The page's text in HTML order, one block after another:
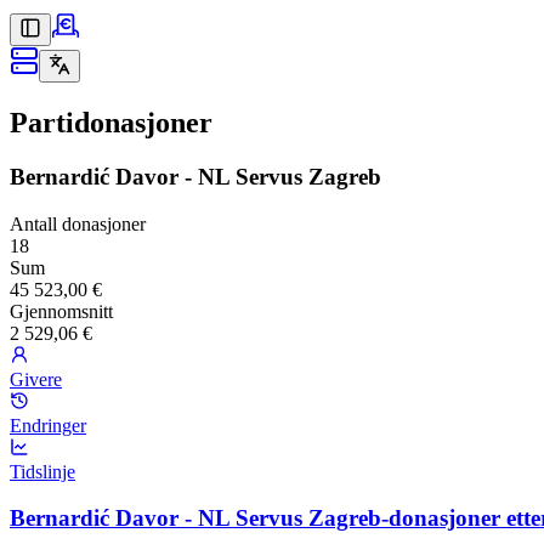
Partidonasjoner
Bernardić Davor - NL Servus Zagreb
Antall donasjoner
18
Sum
45 523,00 €
Gjennomsnitt
2 529,06 €
Givere
Endringer
Tidslinje
Bernardić Davor - NL Servus Zagreb-donasjoner